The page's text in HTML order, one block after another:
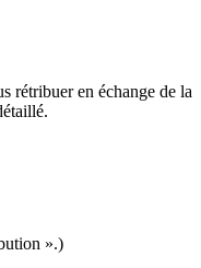
rétribuer en échange de la
».)